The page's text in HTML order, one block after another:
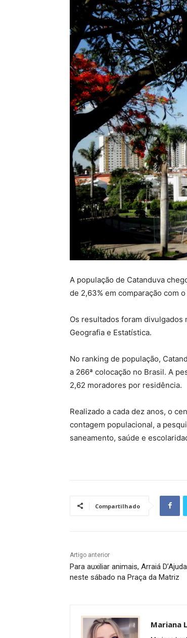
A população de Catanduva
de 2,63% em comparação com
Os resultados foram
Geografia e Estatística.
No ranking de população,
a 266ª colocação no Brasil. A
2,62 moradores por residência.
Realizado a cada dez anos, o
contagem populacional, a
saneamento, saúde e
Compartilhado
Artigo anterior
Para auxiliar animais, Arraiá
neste sábado na Praça da Matriz
Mariana